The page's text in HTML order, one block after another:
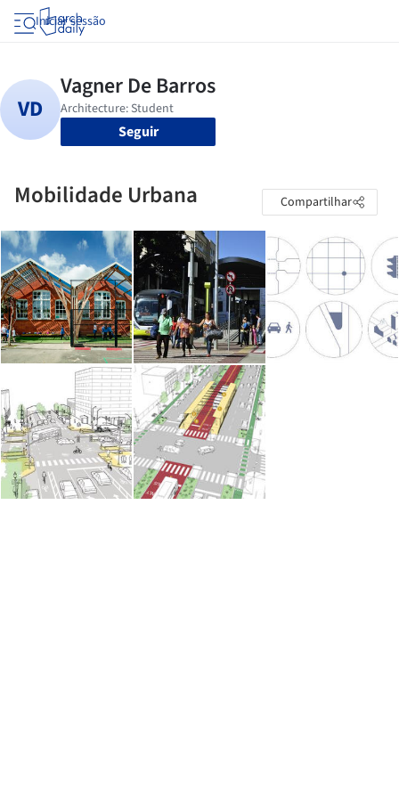
Iniciar sessão
Seguir
Mobilidade Urbana Compartilhar